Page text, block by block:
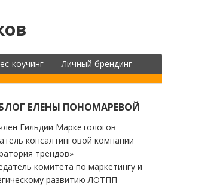
коучинг Личный брендинг
ЕЛЕНЫ ПОНОМАРЕВОЙ
Гильдии Маркетологов
консалтинговой компании
трендов»
комитета по маркетингу и
развитию ЛОТПП